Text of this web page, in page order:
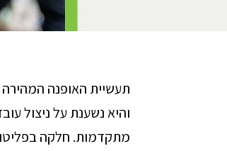
תעשיית האופנה
והיא נשענת על ניצול
מתקדמות. חלקה